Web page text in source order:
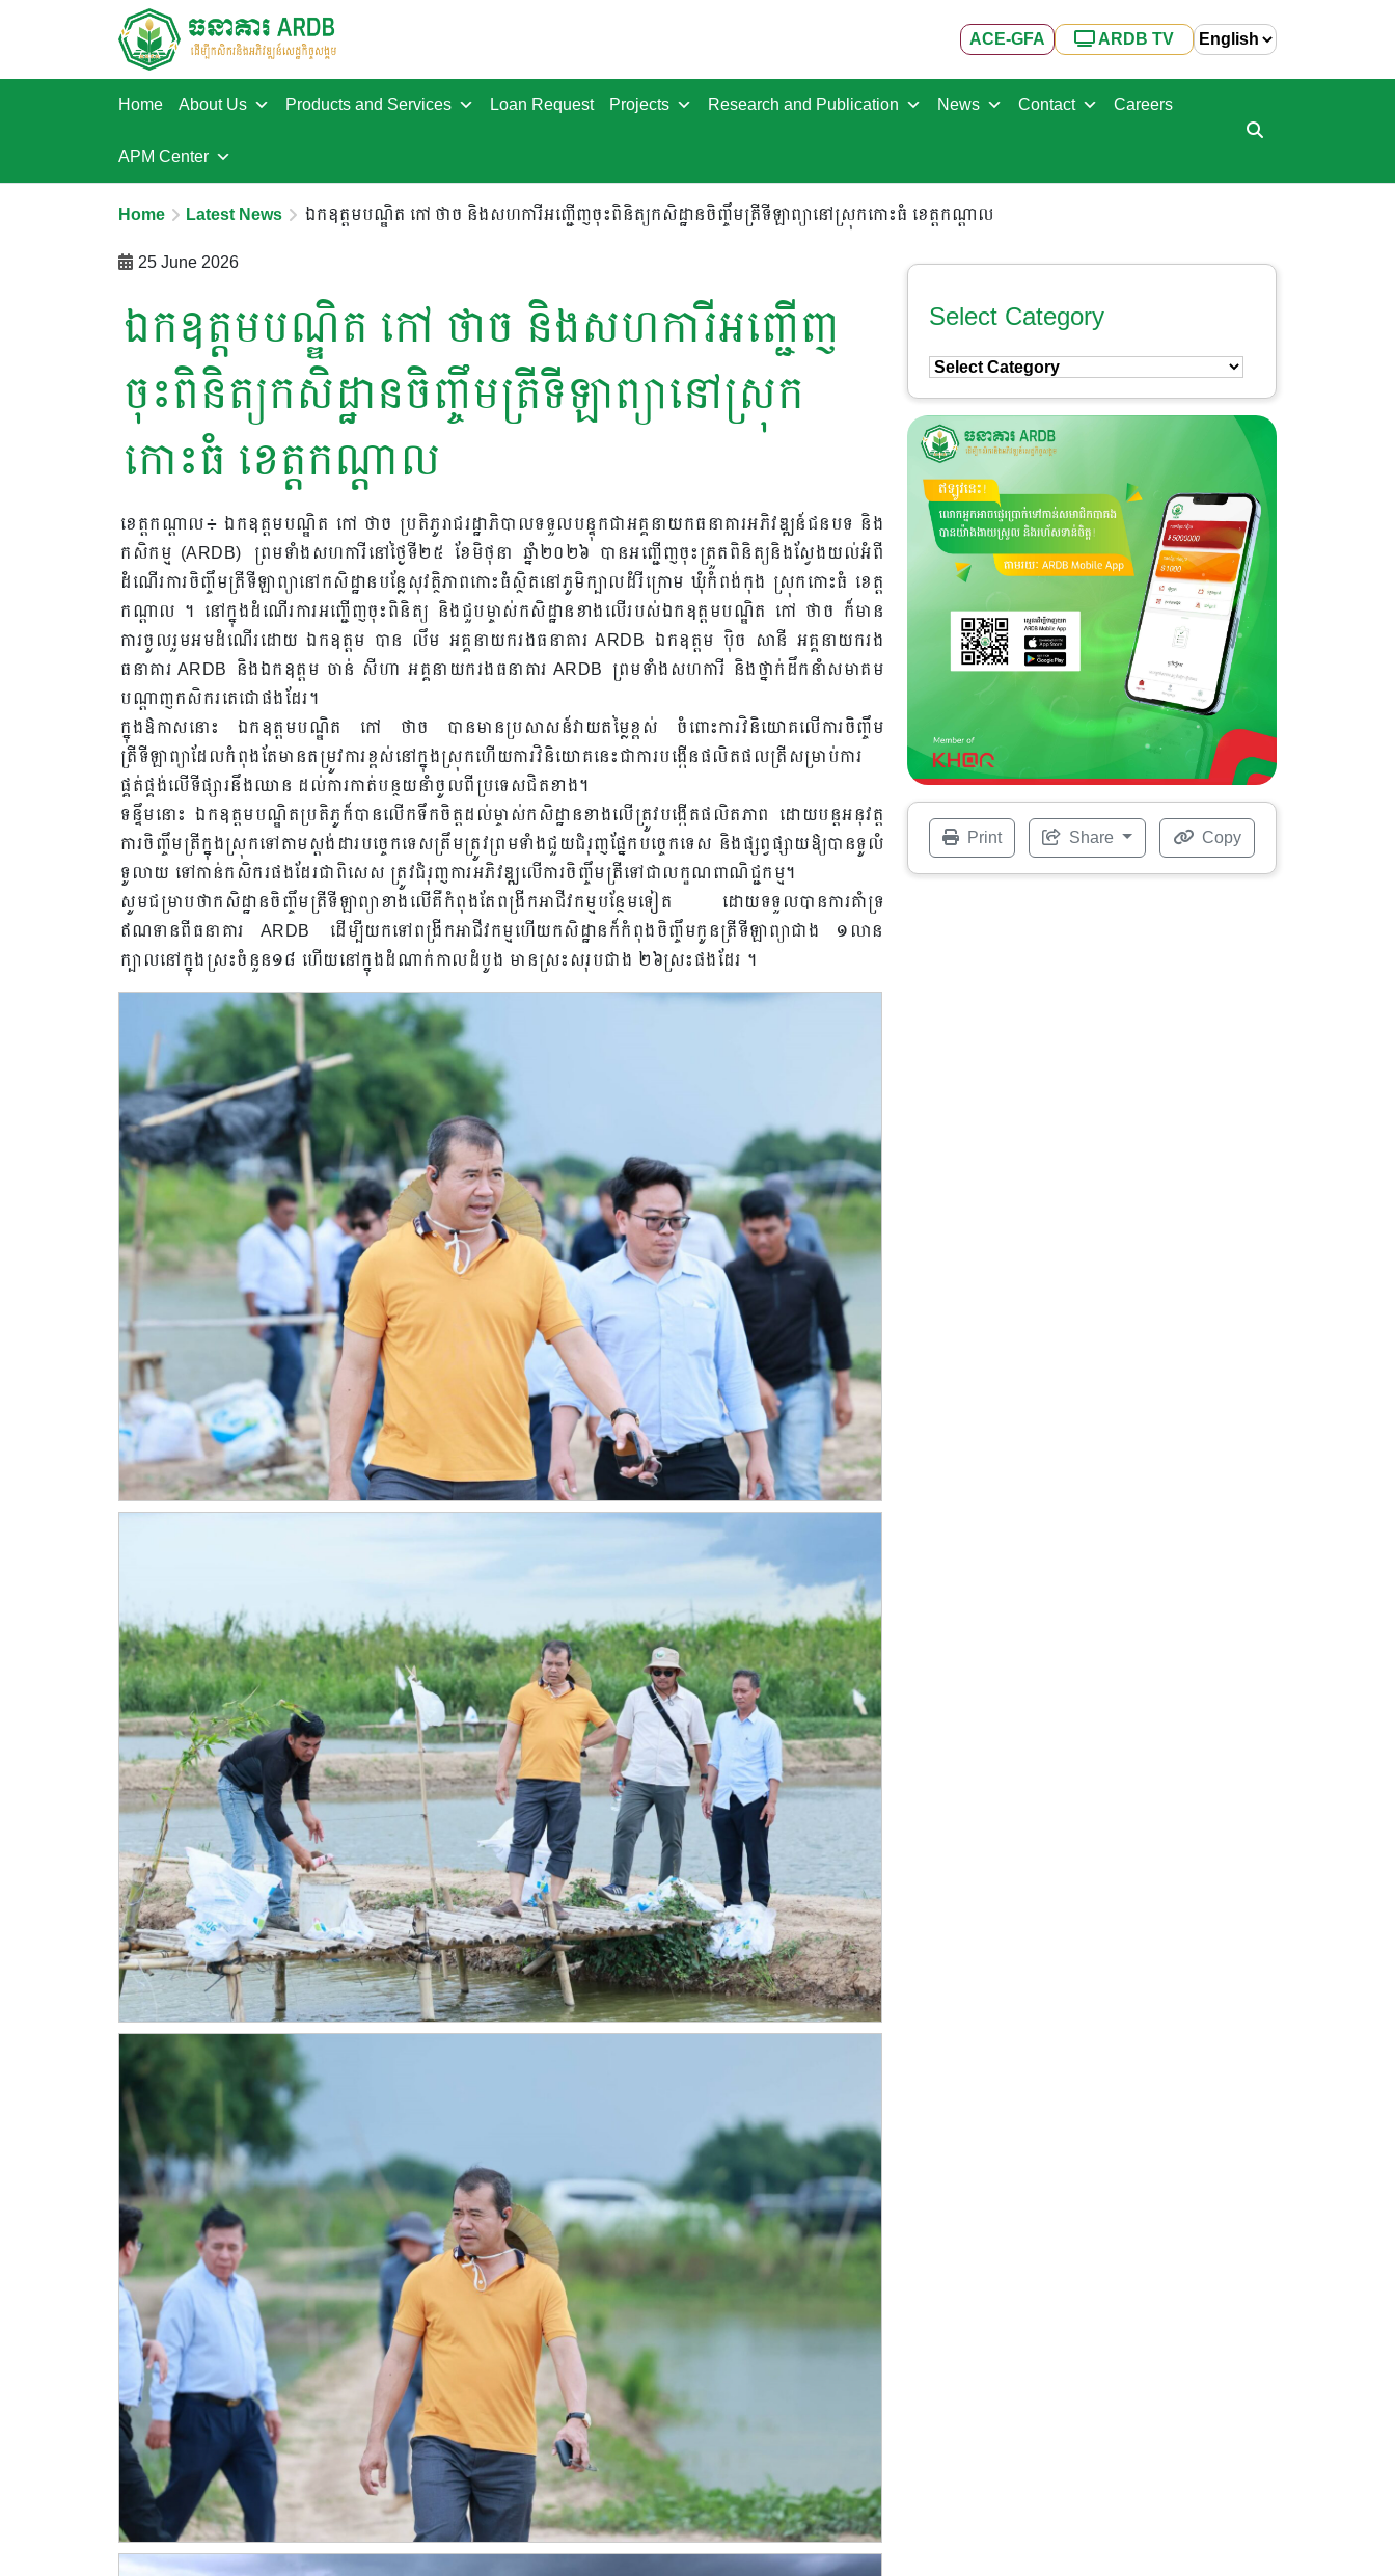
ACE-GFA ARDB TV
Home About Us Products and Services Loan Request Projects Research and Publication News Contact Careers
APM Center
Home Latest News ឯកឧត្តមបណ្ឌិត កៅ ថាច និងសហការីអញ្ជើញចុះពិនិត្យកសិដ្ឋានចិញ្ចឹមត្រីទីឡាព្យានៅស្រុកកោះធំ ខេត្តកណ្តាល
25 June 2026
ឯកឧត្តមបណ្ឌិត កៅ ថាច និងសហការីអញ្ជើញ
ចុះពិនិត្យកសិដ្ឋានចិញ្ចឹមត្រីទីឡាព្យានៅស្រុក
កោះធំ ខេត្តកណ្តាល
ខេត្តកណ្តាល៖ ឯកឧត្តមបណ្ឌិត កៅ ថាច ប្រតិភូរាជរដ្ឋាភិបាលទទួលបន្ទុកជាអគ្គនាយកធនាគារអភិវឌ្ឍន៍ជនបទ និង
កសិកម្ម (ARDB) ព្រមទាំងសហការីនៅថ្ងៃទី២៥ ខែមិថុនា ឆ្នាំ២០២៦ បានអញ្ជើញចុះត្រួតពិនិត្យនិងស្វែងយល់អំពី
ដំណើរការចិញ្ចឹមត្រីទីឡាព្យានៅកសិដ្ឋានបន្លែសុវត្ថិភាពកោះធំស្ថិតនៅភូមិក្បាលដំរីក្រោម ឃុំកំពង់កុង ស្រុកកោះធំ ខេត្ត
កណ្តាល ។ នៅក្នុងដំណើរការអញ្ជើញចុះពិនិត្យ និងជួបម្ចាស់កសិដ្ឋានខាងលើរបស់ឯកឧត្តមបណ្ឌិត កៅ ថាច ក៏មាន
ការចូលរួមអមដំណើរដោយ ឯកឧត្តម បាន លឹម អគ្គនាយករងធនាគារ ARDB ឯកឧត្តម ប៉ិច សានី អគ្គនាយករង
ធនាគារ ARDB និងឯកឧត្តម ចាន់ សីហា អគ្គនាយករងធនាគារ ARDB ព្រមទាំងសហការី និងថ្នាក់ដឹកនាំសមាគម
បណ្តាញកសិករតេជោផងដែរ។
ក្នុងឱកាសនោះ ឯកឧត្តមបណ្ឌិត កៅ ថាច បានមានប្រសាសន៍វាយតម្លៃខ្ពស់ ចំពោះការវិនិយោគលើការចិញ្ចឹម
ត្រីទីឡាព្យាដែលកំពុងតែមានតម្រូវការខ្ពស់នៅក្នុងស្រុកហើយការវិនិយោគនេះជាការបង្កើនផលិតផលត្រីសម្រាប់ការ
ផ្គត់ផ្គង់លើទីផ្សារនឹងឈាន ដល់ការកាត់បន្ថយនាំចូលពីប្រទេសជិតខាង។
ទន្ទឹមនោះ ឯកឧត្តមបណ្ឌិតប្រតិភូក៏បានលើកទឹកចិត្តដល់ម្ចាស់កសិដ្ឋានខាងលើត្រូវបង្កើតផលិតភាព ដោយបន្តអនុវត្ត
ការចិញ្ចឹមត្រីក្នុងស្រុកទៅតាមស្តង់ដារបច្ចេកទេសត្រឹមត្រូវព្រមទាំងជួយជំរុញផ្នែកបច្ចេកទេស និងផ្សព្វផ្សាយឱ្យបានទូលំ
ទូលាយ ទៅកាន់កសិករផងដែរជាពិសេស ត្រូវជំរុញការអភិវឌ្ឍលើការចិញ្ចឹមត្រីទៅជាលក្ខណពាណិជ្ជកម្ម។
សូមជម្រាបថាកសិដ្ឋានចិញ្ចឹមត្រីទីឡាព្យាខាងលើគឺកំពុងតែពង្រីកអាជីវកម្មបន្ថែមទៀត ដោយទទួលបានការគាំទ្រ
ឥណទានពីធនាគារ ARDB ដើម្បីយកទៅពង្រីកអាជីវកម្មហើយកសិដ្ឋានក៏កំពុងចិញ្ចឹមកូនត្រីទីឡាព្យាជាង ១លាន
ក្បាលនៅក្នុងស្រះចំនួន១៨ ហើយនៅក្នុងដំណាក់កាលដំបូង មានស្រះសរុបជាង ២៦ស្រះផងដែរ ។
Select Category
Select
Category
Print Share Copy